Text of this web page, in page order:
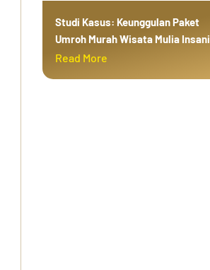
Studi Kasus: Keunggulan Paket
Umroh Murah Wisata Mulia Insani
Read More